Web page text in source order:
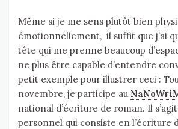
Même si je me sens plutôt bien
émotionnellement, il suffit que j’ai
tête qui me prenne beaucoup
ne plus être capable d’entendre
petit exemple pour illustrer ceci :
novembre, je participe au
national d’écriture de roman. Il
personnel qui consiste en l’écriture